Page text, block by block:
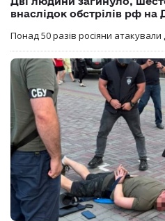
внаслідок обстрілів рф на
Понад 50 разів росіяни